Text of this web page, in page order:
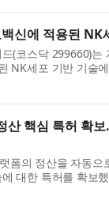
신에 적용된 NK
(코스닥 299660)
NK세포 기반 기술
셀리드가 개발 중인
산 핵심 특허 확
폼의 정산을 자동으
대한 특허를 확보
랫폼별 정산 비교